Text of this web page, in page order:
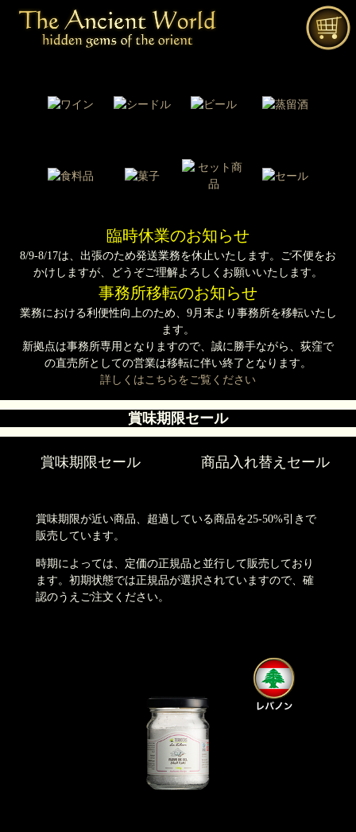
臨時休業のお知らせ
8/9-8/17は、出張のため発送業務を休止いたします。ご不便をお
かけしますが、どうぞご理解よろしくお願いいたします。
事務所移転のお知らせ
業務における利便性向上のため、9月末より事務所を移転いたし
ます。
新拠点は事務所専用となりますので、誠に勝手ながら、荻窪で
の直売所としての営業は移転に伴い終了となります。
詳しくはこちらをご覧ください
賞味期限セール
賞味期限セール 商品入れ替えセール
賞味期限が近い商品、超過している商品を25-50%引きで
販売しています。
時期によっては、定価の正規品と並行して販売しており
ます。初期状態では正規品が選択されていますので、確
認のうえご注文ください。